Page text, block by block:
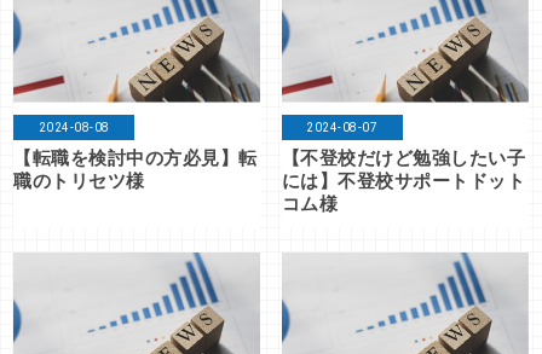
2024-08-08
【転職を検討中の方必見】転
職のトリセツ様
2024-08-07
【不登校だけど勉強したい子
には】不登校サポートドット
コム様